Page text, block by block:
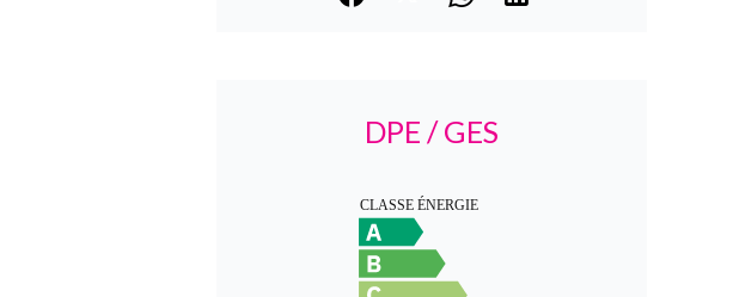
DPE / GES